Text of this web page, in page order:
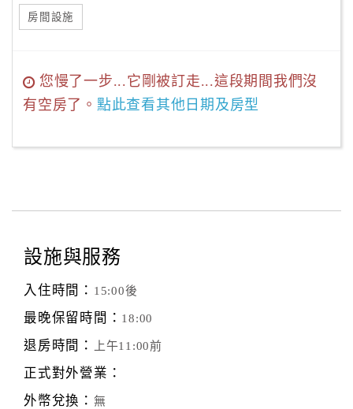
房間設施
您慢了一步...它剛被訂走...這段期間我們沒
有空房了。 點此查看其他日期及房型
設施與服務
入住時間： 15:00後
最晚保留時間： 18:00
退房時間： 上午11:00前
正式對外營業：
外幣兌換： 無